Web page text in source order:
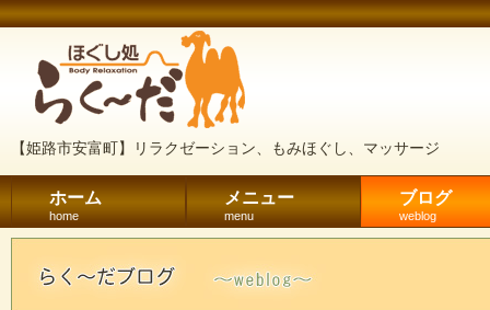
【姫路市安富町】リラクゼーション、もみほぐし、マッサージ
ホーム
home
メニュー
menu
ブログ
weblog